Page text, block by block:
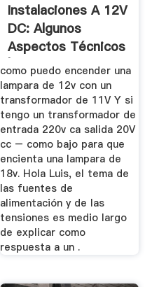
Instalaciones A 12V
DC: Algunos
Aspectos Técnicos
| Inventable
como puedo encender una
lampara de 12v con un
transformador de 11V Y si
tengo un transformador de
entrada 220v ca salida 20V
cc – como bajo para que
encienta una lampara de
18v. Hola Luis, el tema de
las fuentes de
alimentación y de las
tensiones es medio largo
de explicar como
respuesta a un .